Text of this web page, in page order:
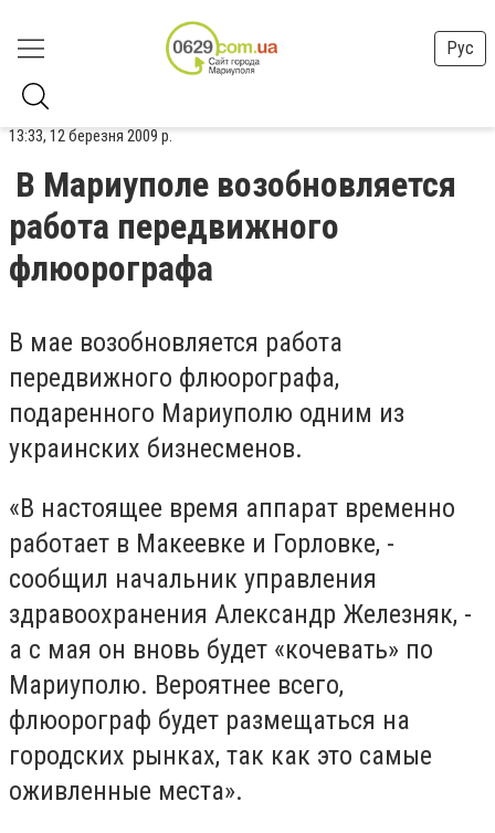
Рус
13:33, 12 березня 2009 р.
В Мариуполе возобновляется
работа передвижного
флюорографа
В мае возобновляется работа
передвижного флюорографа,
подаренного Мариуполю одним из
украинских бизнесменов.
«В настоящее время аппарат временно
работает в Макеевке и Горловке, -
сообщил начальник управления
здравоохранения Александр Железняк, -
а с мая он вновь будет «кочевать» по
Мариуполю. Вероятнее всего,
флюорограф будет размещаться на
городских рынках, так как это самые
оживленные места».